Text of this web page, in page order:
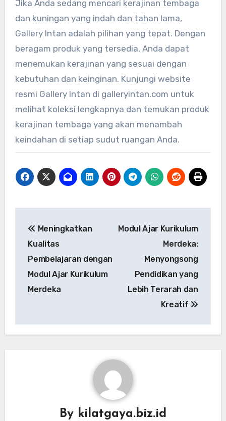
Jika Anda sedang mencari kerajinan tembaga
dan kuningan yang indah dan tahan lama,
Gallery Intan adalah pilihan yang tepat. Dengan
beragam produk yang tersedia, Anda dapat
menemukan kerajinan yang sesuai dengan
kebutuhan dan keinginan. Kunjungi website
resmi Gallery Intan di galleryintan.com untuk
melihat koleksi lengkapnya dan temukan produk
kerajinan tembaga yang akan menambah
keindahan di setiap sudut ruangan Anda.
navigation
Meningkatkan
Kualitas
Pembelajaran dengan
Modul Ajar Kurikulum
Merdeka
Modul Ajar Kurikulum
Merdeka:
Menyongsong
Pendidikan yang
Lebih Terarah dan
Kreatif
By kilatgaya.biz.id